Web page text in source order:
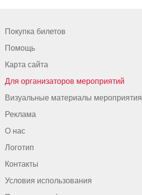
Покупка билетов
Помощь
Карта сайта
Для организаторов мероприятий
Визуальные материалы мероприятия
Реклама
О нас
Логотип
Контакты
Условия использования